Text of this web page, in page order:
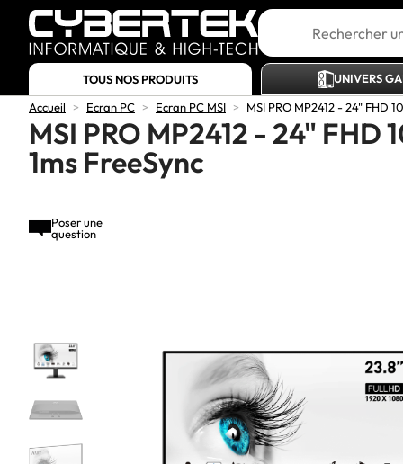
TOUS NOS PRODUITS UNIVERS
Accueil
> Ecran PC > Ecran PC MSI > MSI PRO MP2412 - 24" FHD
MSI PRO MP2412 - 24" FHD
1ms FreeSync
Poser une
question